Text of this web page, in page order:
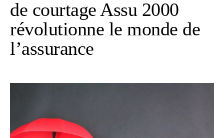
de courtage Assu 2000
révolutionne le monde de
l’assurance